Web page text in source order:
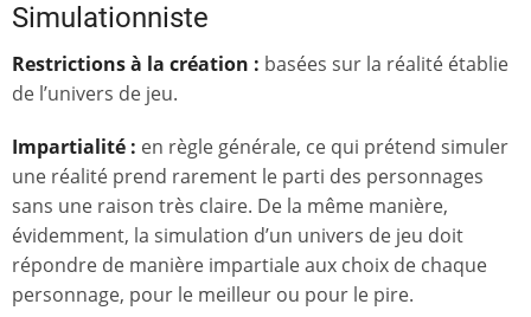
Simulationniste
Restrictions à la création : basées sur la réalité établie
de l’univers de jeu.
Impartialité : en règle générale, ce qui prétend simuler
une réalité prend rarement le parti des personnages
sans une raison très claire. De la même manière,
évidemment, la simulation d’un univers de jeu doit
répondre de manière impartiale aux choix de chaque
personnage, pour le meilleur ou pour le pire.